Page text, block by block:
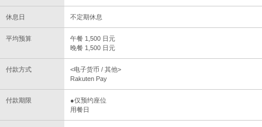
休息日 不定期休息
平均预算
午餐 1,500 日元
晚餐 1,500 日元
付款方式
<电子货币 / 其他>
Rakuten Pay
付款期限
●仅预约座位
用餐日